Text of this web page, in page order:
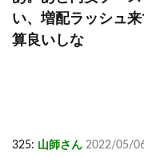
い、増配ラッシュ
算良いしな
325: 山師さん 2022/05/